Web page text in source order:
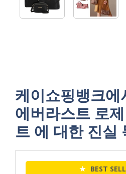
케이쇼핑뱅크에
에버라스트 로
트 에 대한 진실
★ BEST